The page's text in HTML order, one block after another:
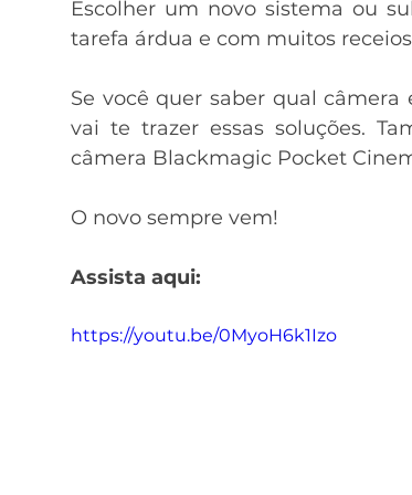
Escolher um novo sistema ou
tarefa árdua e com muitos
Se você quer saber qual
vai te trazer essas soluções.
câmera Blackmagic Pocket
O novo sempre vem!
Assista aqui:
https://youtu.be/0MyoH6k1Izo